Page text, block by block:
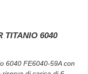
TITANIO 6040
6040 FE6040-59A con